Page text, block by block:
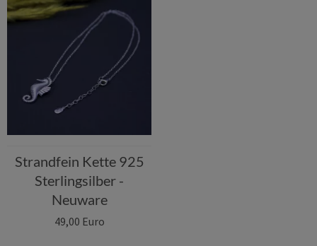
Strandfein Kette 925
Sterlingsilber -
Neuware
49,00 Euro